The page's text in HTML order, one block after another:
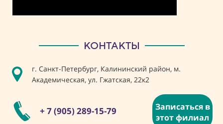
КОНТАКТЫ
г. Санкт-Петербург, Калининский район, м.
Академическая, ул. Гжатская, 22к2
+ 7 (905) 289-15-79
Записаться в
этот филиал